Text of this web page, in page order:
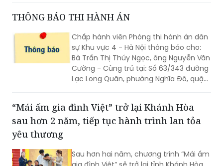
Chấp hành viên Phòng thi hành án dân
sự Khu vực 4 - Hà Nội thông báo cho:
Bà Trần Thị Thúy Ngọc, ông Nguyễn Văn
Cường - Cùng trú tại: Số 63/343 đường
Lạc Long Quân, phường Nghĩa Đô, quận
Cầu Giấy (nay là phường Tây Hồ),
thành phố Hà Nội được biết:
“Mái ấm gia đình Việt” trở lại Khánh Hòa
yêu thương
Sau hơn hai năm, chương trình “Mái ấm
với đợt ghi hình diễn ra từ ngày 30/7
đến 1/8 tại Quảng trường 2 tháng 4,